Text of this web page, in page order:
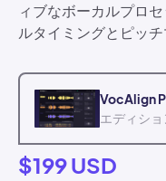
ィブなボーカルプロ
ルタイミングとピッチ
VocAlign
エディシ
$199 USD